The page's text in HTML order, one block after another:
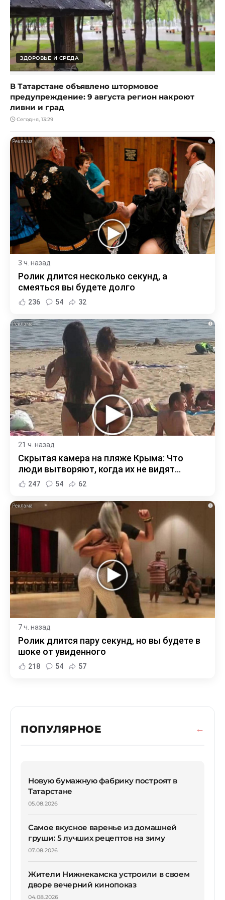
ЗДОРОВЬЕ И СРЕДА
В Татарстане объявлено штормовое
предупреждение: 9 августа регион накроют
ливни и град
Сегодня, 13:29
i
3 ч. назад
Ролик длится несколько секунд, а
смеяться вы будете долго
236 54 32
i
21 ч. назад
Скрытая камера на пляже Крыма: Что
люди вытворяют, когда их не видят...
247 54 62
i
7 ч. назад
Ролик длится пару секунд, но вы будете в
шоке от увиденного
218 54 57
ПОПУЛЯРНОЕ
Новую бумажную фабрику построят в
Татарстане
05.08.2026
Самое вкусное варенье из домашней
груши: 5 лучших рецептов на зиму
07.08.2026
Жители Нижнекамска устроили в своем
дворе вечерний кинопоказ
04.08.2026